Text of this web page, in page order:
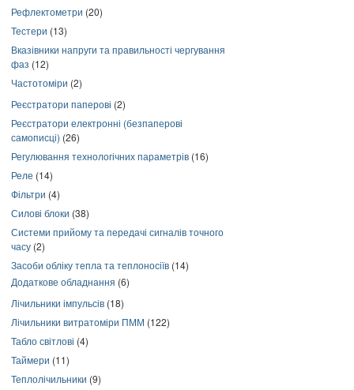
Рефлектометри (20)
Тестери (13)
Вказівники напруги та правильності чергування
фаз (12)
Частотоміри (2)
Реєстратори паперові (2)
Реєстратори електронні (безпаперові
самописці) (26)
Регулювання технологічних параметрів (16)
Реле (14)
Фільтри (4)
Силові блоки (38)
Системи прийому та передачі сигналів точного
часу (2)
Засоби обліку тепла та теплоносіїв (14)
Додаткове обладнання (6)
Лічильники імпульсів (18)
Лічильники витратоміри ПММ (122)
Табло світлові (4)
Таймери (11)
Теплолічильники (9)